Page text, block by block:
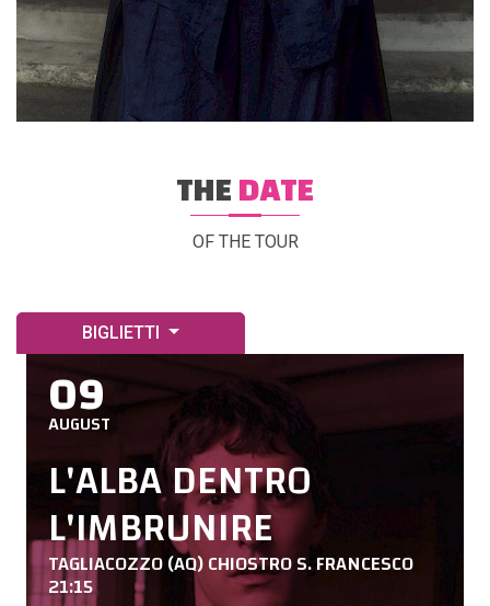
THEDATE
OF THE TOUR
BIGLIETTI
09
AUGUST
L'ALBA DENTRO
L'IMBRUNIRE
TAGLIACOZZO (AQ) CHIOSTRO S. FRANCESCO
21:15